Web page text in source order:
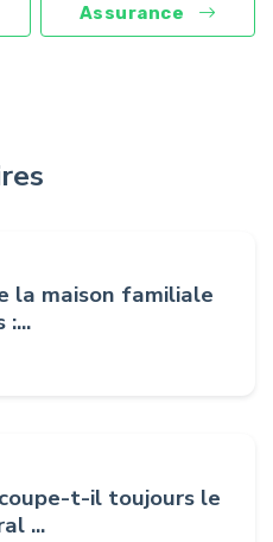
Assurance
la maison familiale
t-il toujours le
...